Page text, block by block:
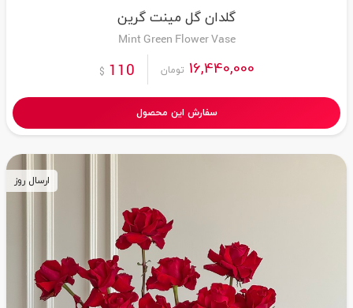
گلدان گل مینت گرین
Mint Green Flower Vase
16,440,000 تومان 110
$
سفارش این محصول
ارسال روز